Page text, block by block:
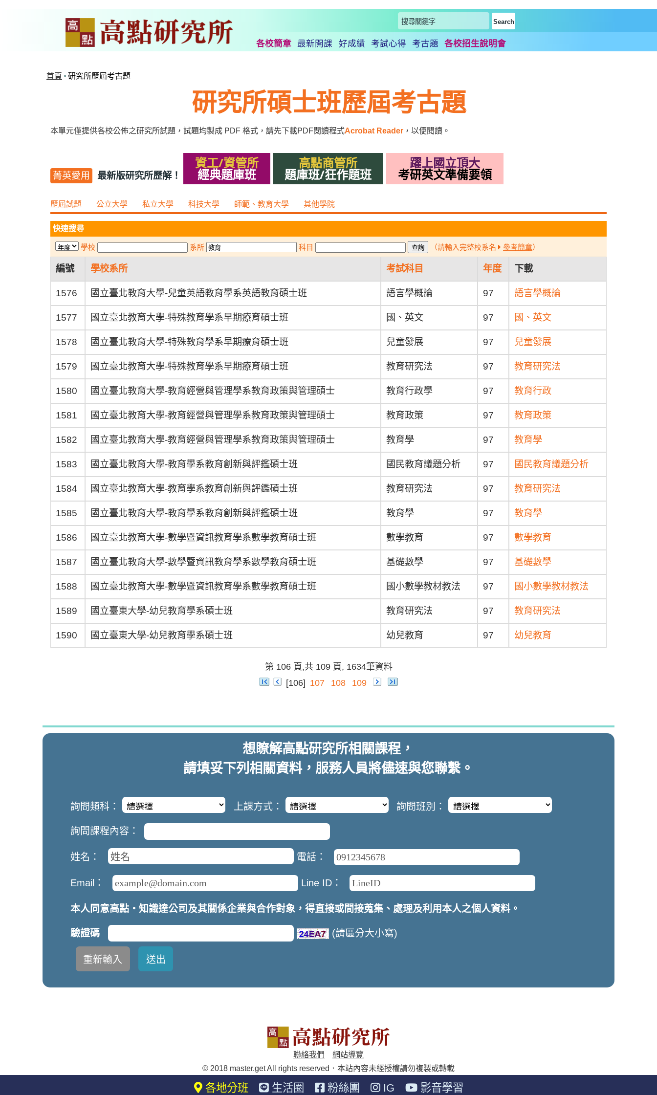
各校簡章 最新開課 好成績 考試心得 考古題 各校招生說明會
首頁 研究所歷屆考古題
研究所碩士班歷屆考古題
本單元僅提供各校公佈之研究所試題，試題均製成 PDF 格式，請先下載PDF閱讀程式Acrobat Reader ，以便閱讀。
菁英愛用 最新版研究所歷解！
資工/資管所
經典題庫班
高點商管所
題庫班/狂作題班
躍上國立頂大
考研英文準備要領
歷屆試題 公立大學 私立大學 科技大學 師範、教育大學 其他學院
快速搜尋
學校 系所 科目 （請輸入完整校系名 參考簡章）
編號 學校系所 考試科目 年度 下載
1576 國立臺北教育大學-兒童英語教育學系英語教育碩士班 語言學概論 97 語言學概論
1577 國立臺北教育大學-特殊教育學系早期療育碩士班 國、英文 97 國、英文
1578 國立臺北教育大學-特殊教育學系早期療育碩士班 兒童發展 97 兒童發展
1579 國立臺北教育大學-特殊教育學系早期療育碩士班 教育研究法 97 教育研究法
1580 國立臺北教育大學-教育經營與管理學系教育政策與管理碩士 教育行政學 97 教育行政
1581 國立臺北教育大學-教育經營與管理學系教育政策與管理碩士 教育政策 97 教育政策
1582 國立臺北教育大學-教育經營與管理學系教育政策與管理碩士 教育學 97 教育學
1583 國立臺北教育大學-教育學系教育創新與評鑑碩士班 國民教育議題分析 97 國民教育議題分析
1584 國立臺北教育大學-教育學系教育創新與評鑑碩士班 教育研究法 97 教育研究法
1585 國立臺北教育大學-教育學系教育創新與評鑑碩士班 教育學 97 教育學
1586 國立臺北教育大學-數學暨資訊教育學系數學教育碩士班 數學教育 97 數學教育
1587 國立臺北教育大學-數學暨資訊教育學系數學教育碩士班 基礎數學 97 基礎數學
1588 國立臺北教育大學-數學暨資訊教育學系數學教育碩士班 國小數學教材教法 97 國小數學教材教法
1589 國立臺東大學-幼兒教育學系碩士班 教育研究法 97 教育研究法
1590 國立臺東大學-幼兒教育學系碩士班 幼兒教育 97 幼兒教育
第 106 頁,共 109 頁, 1634筆資料
[106] 107 108 109
各地分班 生活圈 粉絲團 IG 影音學習
想瞭解高點研究所相關課程，
請填妥下列相關資料，服務人員將儘速與您聯繫。
詢問類科： 上課方式： 詢問班別：
詢問課程內容：
姓名： 電話：
Email： Line ID：
本人同意高點‧知識達公司及其關係企業與合作對象，得直接或間接蒐集、處理及利用本人之個人資料。
驗證碼 (請區分大小寫)
聯絡我們
網站導覽
© 2018 master.get All rights reserved．本站內容未經授權請勿複製或轉載